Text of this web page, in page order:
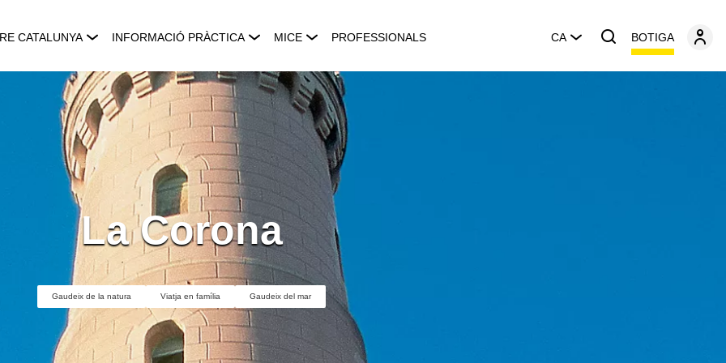
CATALUNYA INFORMACIÓ PRÀCTICA MICE PROFESSIONALS CA BOTIGA
La Corona
Gaudeix de la natura Viatja en família Gaudeix del mar